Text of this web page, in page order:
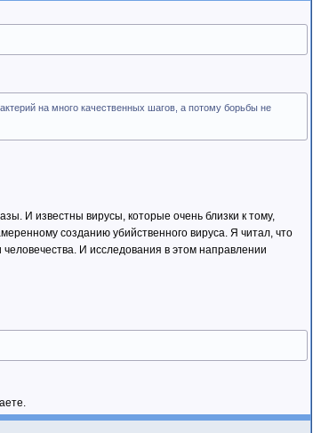
на много качественных шагов, а потому борьбы не
И известны вирусы, которые очень близки к тому,
созданию убийственного вируса. Я читал, что
И исследования в этом направлении